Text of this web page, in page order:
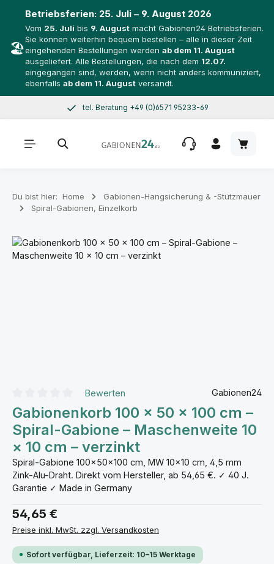
🏖️
Betriebsferien: 25. Juli – 9. August 2026
Vom 25. Juli bis 9. August macht Gabionen24 Betriebsferien.
Sie können weiterhin bequem bestellen – alle in dieser Zeit
eingehenden Bestellungen werden ab dem 11. August
ausgeliefert. Alle Bestellungen, die nach dem 12.07.
eingegangen sind, werden, wenn nicht anders kommuniziert,
ebenfalls ab dem 11. August versandt.
Zum Hauptinhalt springentel. Beratung +49 (0)6571 95233-69
Du bist hier: Home
Gabionen-Hangsicherung & -Stützmauer
Spiral-Gabionen, Einzelkorb
Bildergalerie überspringen
Durchschnittliche Bewertung von 0 von 5 Sternen
Bewerten Gabionen24
Gabionenkorb 100 × 50 × 100 cm –
Spiral-Gabione – Maschenweite 10
× 10 cm – verzinkt
Spiral-Gabione 100×50×100 cm, MW 10×10 cm, 4,5 mm
Zink-Alu-Draht. Direkt vom Hersteller, ab 54,65 €. ✓ 40 J.
Garantie ✓ Made in Germany
54,65 €
Preise inkl. MwSt. zzgl. Versandkosten
Sofort verfügbar, Lieferzeit: 10–15 Werktage